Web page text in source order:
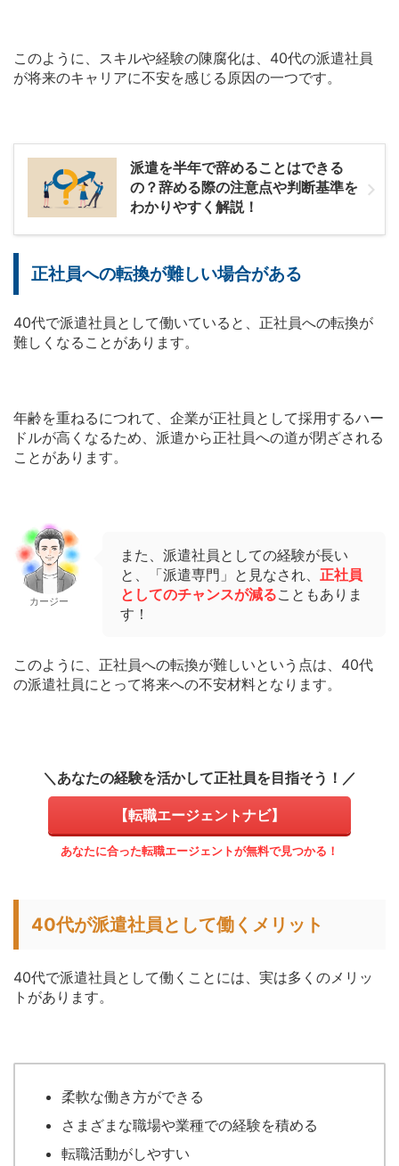
このように、スキルや経験の陳腐化は、40代の派遣社員
が将来のキャリアに不安を感じる原因の一つです。
派遣を半年で辞めることはできる
の？辞める際の注意点や判断基準を
わかりやすく解説！
正社員への転換が難しい場合がある
40代で派遣社員として働いていると、正社員への転換が
難しくなることがあります。
年齢を重ねるにつれて、企業が正社員として採用するハー
ドルが高くなるため、派遣から正社員への道が閉ざされる
ことがあります。
カージー
また、派遣社員としての経験が長い
と、「派遣専門」と見なされ、 正社員
としてのチャンスが減ることもありま
す！
このように、正社員への転換が難しいという点は、40代
の派遣社員にとって将来への不安材料となります。
＼あなたの経験を活かして正社員を目指そう！／
【転職エージェントナビ】
あなたに合った転職エージェントが無料で見つかる！
40代が派遣社員として働くメリット
40代で派遣社員として働くことには、実は多くのメリッ
トがあります。
柔軟な働き方ができる
さまざまな職場や業種での経験を積める
転職活動がしやすい